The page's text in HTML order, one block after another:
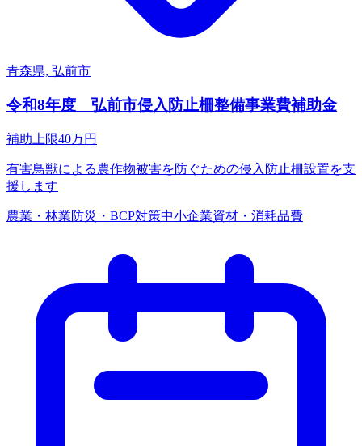
青森県, 弘前市
令和8年度 弘前市侵入防止柵整備事業費補助金
補助上限40万円
有害鳥獣による農作物被害を防ぐための侵入防止柵設置を支
援します
農業・林業防災・BCP対策中小企業資材・消耗品費